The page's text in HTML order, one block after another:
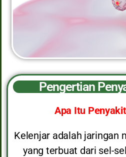
Pengertian
Apa Itu
Kelenjar adalah jaringan
yang terbuat dari sel-